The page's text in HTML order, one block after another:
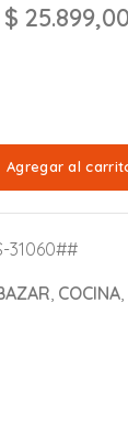
$ 25.899,00
Agregar al
31060##
COCINA